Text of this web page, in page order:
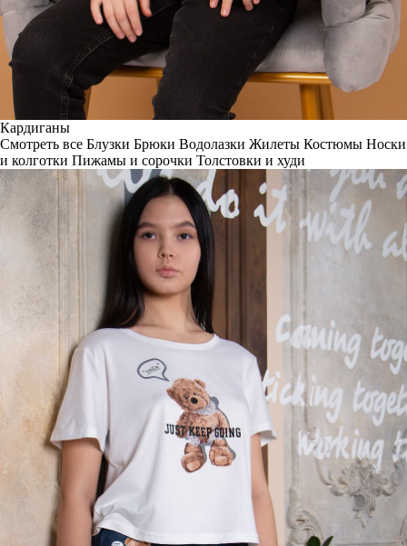
Кардиганы
Смотреть все Блузки Брюки Водолазки Жилеты Костюмы Носки
и колготки Пижамы и сорочки Толстовки и худи